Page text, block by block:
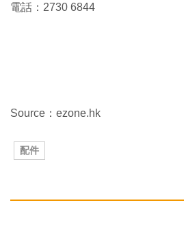
電話：2730 6844
Source：ezone.hk
配件